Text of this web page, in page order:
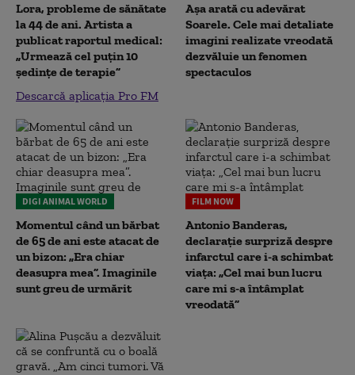
Lora, probleme de sănătate
la 44 de ani. Artista a
publicat raportul medical:
„Urmează cel puțin 10
ședințe de terapie”
Descarcă aplicația Pro FM
Așa arată cu adevărat
Soarele. Cele mai detaliate
imagini realizate vreodată
dezvăluie un fenomen
spectaculos
DIGI ANIMAL WORLD
Momentul când un bărbat
de 65 de ani este atacat de
un bizon: „Era chiar
deasupra mea”. Imaginile
sunt greu de urmărit
FILM NOW
Antonio Banderas,
declarație surpriză despre
infarctul care i-a schimbat
viața: „Cel mai bun lucru
care mi s-a întâmplat
vreodată”